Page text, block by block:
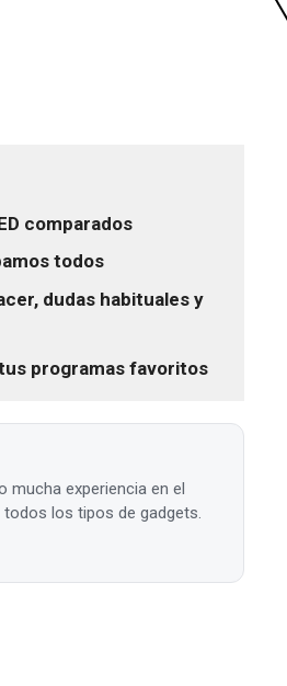
comparados
todos
dudas habituales y
programas favoritos
mucha experiencia en el
los tipos de gadgets.